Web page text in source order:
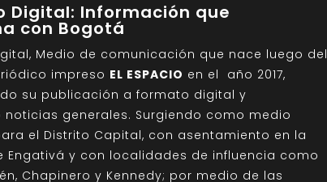
Digital: Información que
con Bogotá
Medio de comunicación que nace luego del
impreso EL ESPACIO en el año 2017,
su publicación a formato digital y
noticias generales. Surgiendo como medio
el Distrito Capital, con asentamiento en la
Engativá y con localidades de influencia como
Chapinero y Kennedy; por medio de las